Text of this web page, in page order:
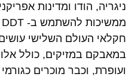
ניגריה, הודו ומדינות
ממשיכות להשתמש ב- DDT כנגד מלריה.
חקלאי העולם השלישי
במאבקם במזיקים, כולל
ועופרת, וכבר מוכרים